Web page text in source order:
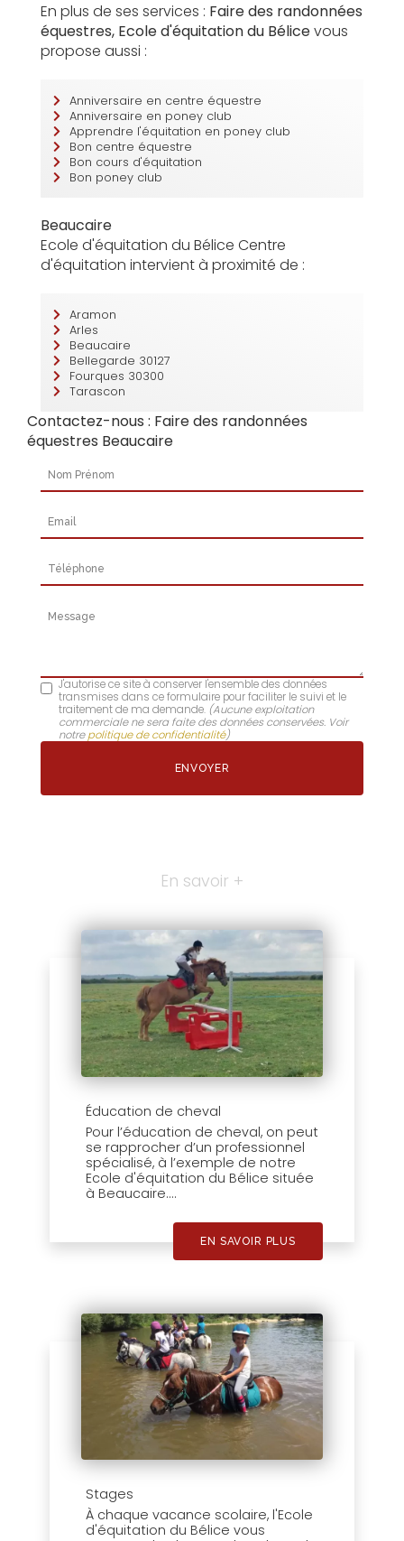
En plus de ses services : Faire des randonnées
équestres, Ecole d'équitation du Bélicevous
propose aussi :
Anniversaire en centre équestre
Anniversaire en poney club
Apprendre l'équitation en poney club
Bon centre équestre
Bon cours d'équitation
Bon poney club
Beaucaire
Ecole d'équitation du Bélice Centre
d'équitation intervient à proximité de :
Aramon
Arles
Beaucaire
Bellegarde 30127
Fourques 30300
Tarascon
Contactez-nous : Faire des randonnées
équestres Beaucaire
Nom Prénom
Email
Téléphone
Message
J'autorise ce site à conserver l'ensemble des données
transmises dans ce formulaire pour faciliter le suivi et le
traitement de ma demande. (Aucune exploitation
commerciale ne sera faite des données conservées. Voir
notrepolitique de confidentialité)
En savoir +
Éducation de cheval
Pour l’éducation de cheval, on peut
se rapprocher d’un professionnel
spécialisé, à l’exemple de notre
Ecole d'équitation du Bélice située
à Beaucaire....
EN SAVOIR PLUS
Stages
À chaque vacance scolaire, l'Ecole
d'équitation du Bélice vous